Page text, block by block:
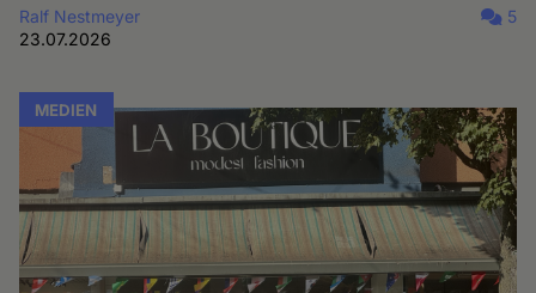
Ralf Nestmeyer
23.07.2026
5
MEDIEN